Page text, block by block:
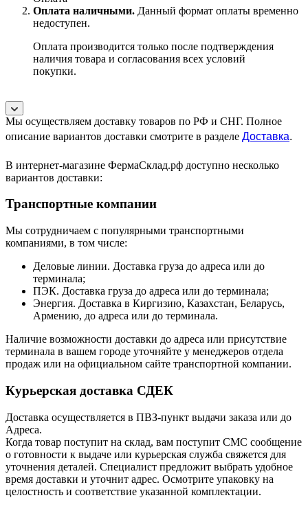
Оплата наличными. Данный формат оплаты временно
недоступен.
Оплата производится только после подтверждения
наличия товара и согласования всех условий
покупки.
Мы осуществляем доставку товаров по РФ и СНГ. Полное
описание вариантов доставки смотрите в разделе Доставка.
В интернет-магазине ФермаСклад.рф доступно несколько
вариантов доставки:
Транспортные компании
Мы сотрудничаем с популярными транспортными
компаниями, в том числе:
Деловые линии. Доставка груза до адреса или до
терминала;
ПЭК. Доставка груза до адреса или до терминала;
Энергия. Доставка в Киргизию, Казахстан, Беларусь,
Армению, до адреса или до терминала.
Наличие возможности доставки до адреса или присутствие
терминала в вашем городе уточняйте у менеджеров отдела
продаж или на официальном сайте транспортной компании.
Курьерская доставка СДЕК
Доставка осуществляется в ПВЗ-пункт выдачи заказа или до
Адреса.
Когда товар поступит на склад, вам поступит СМС сообщение
о готовности к выдаче или курьерская служба свяжется для
уточнения деталей. Специалист предложит выбрать удобное
время доставки и уточнит адрес. Осмотрите упаковку на
целостность и соответствие указанной комплектации.